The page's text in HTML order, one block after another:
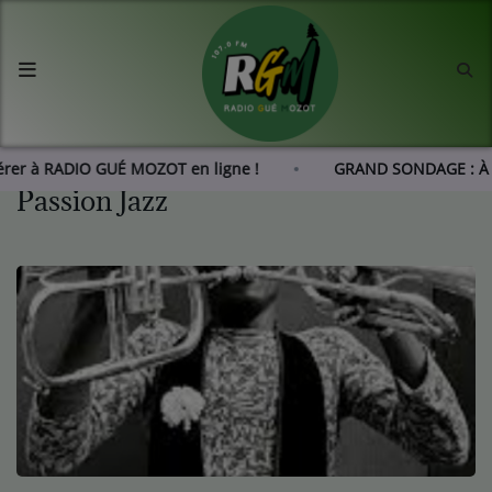
à RADIO GUÉ MOZOT en ligne ! GRAND SONDAGE
Agenda
Les actus de RGM
L'histoire de RGM
Radio
Emissions
Equipes
Passion Jazz